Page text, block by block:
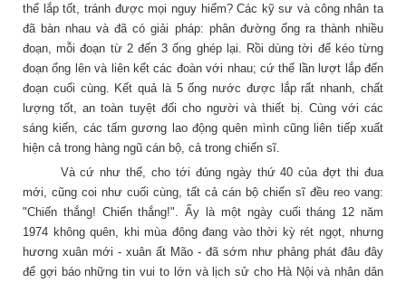
thể lắp tốt, tránh được mọi nguy hiểm? Các kỹ sư và công nhân ta
đã bàn nhau và đã có giải pháp: phân đường ống ra thành nhiều
đoạn, mỗi đoạn từ 2 đến 3 ống ghép lại. Rồi dùng tời để kéo từng
đoạn ống lên và liên kết các đoàn với nhau; cứ thế lần lượt lắp đến
đoạn cuối cùng. Kết quả là 5 ống nước được lắp rất nhanh, chất
lượng tốt, an toàn tuyệt đối cho người và thiết bị. Cùng với các
sáng kiến, các tấm gương lao động quên mình cũng liên tiếp xuất
hiện cả trong hàng ngũ cán bộ, cả trong chiến sĩ.
Và cứ như thế, cho tới đúng ngày thứ 40 của đợt thi đua
mới, cũng coi như cuối cùng, tất cả cán bộ chiến sĩ đều reo vang:
"Chiến thắng! Chiến thắng!". Ấy là một ngày cuối tháng 12 năm
1974 không quên, khi mùa đông đang vào thời kỳ rét ngọt, nhưng
hương xuân mới - xuân ất Mão - đã sớm như phảng phát đâu đây
để gợi báo những tin vui to lớn và lịch sử cho Hà Nội và nhân dân